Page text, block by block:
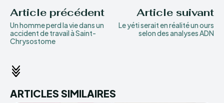
Article précédent
Un homme perd la vie dans un
accident de travail à Saint-
Chrysostome
Article suivant
Le yéti serait en réalité un ours
selon des analyses ADN
ARTICLES SIMILAIRES